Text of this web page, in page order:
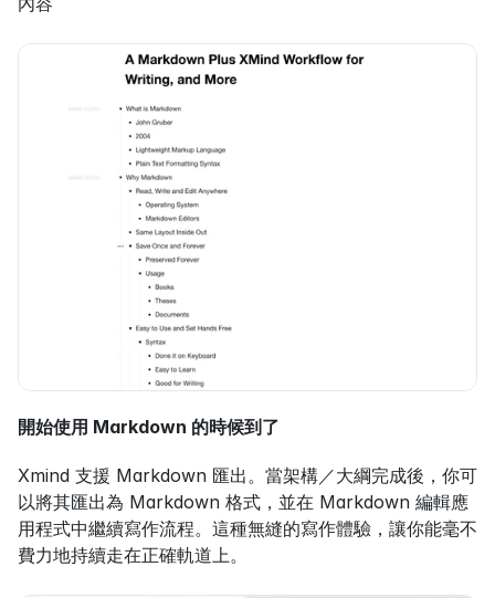
開始使用 Markdown 的時候到了
Xmind 支援 Markdown 匯出。當架構／大綱完成後，你可
以將其匯出為 Markdown 格式，並在 Markdown 編輯應
用程式中繼續寫作流程。這種無縫的寫作體驗，讓你能毫不
費力地持續走在正確軌道上。